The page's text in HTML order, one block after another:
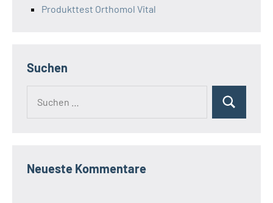
Produkttest Orthomol Vital
Suchen
Suchen
Neueste Kommentare